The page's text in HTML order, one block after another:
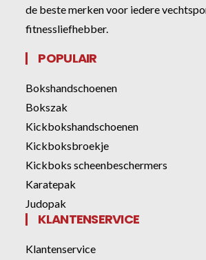
de beste merken voor iedere
fitnessliefhebber.
POPULAIR
Bokshandschoenen
Bokszak
Kickbokshandschoenen
Kickboksbroekje
Kickboks scheenbeschermers
Karatepak
Judopak
KLANTENSERVICE
Klantenservice